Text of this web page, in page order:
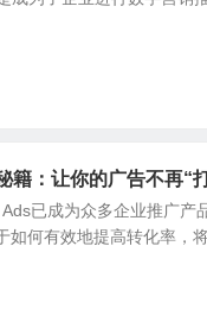
：让你的广告不再“
已成为众多企业推广产
如何有效地提高转化率，